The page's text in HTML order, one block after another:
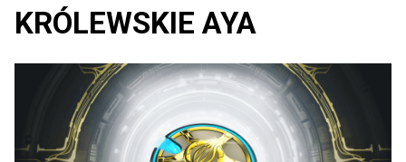
KRÓLEWSKIE AYA